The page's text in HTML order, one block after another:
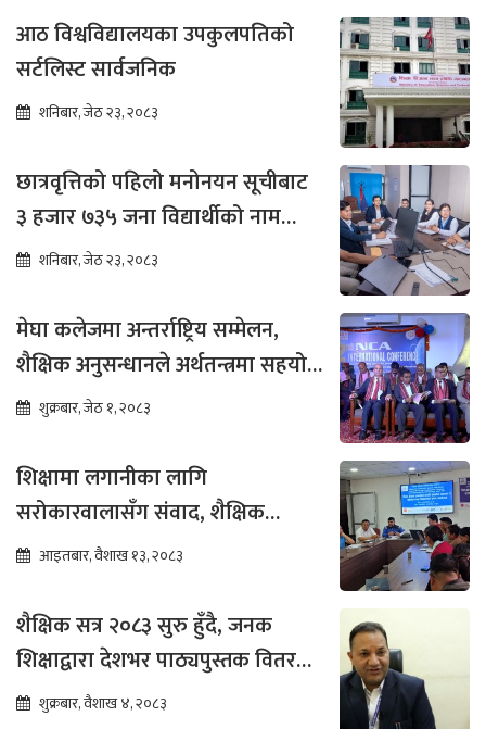
आठ विश्वविद्यालयका उपकुलपतिको
सर्टलिस्ट सार्वजनिक
शनिबार, जेठ २३, २०८३
छात्रवृत्तिको पहिलो मनोनयन सूचीबाट
३ हजार ७३५ जना विद्यार्थीको नाम
भर्नाका लागि सिफारिस
शनिबार, जेठ २३, २०८३
मेघा कलेजमा अन्तर्राष्ट्रिय सम्मेलन,
शैक्षिक अनुसन्धानले अर्थतन्त्रमा सहयोग
पुग्ने विश्वास
शुक्रबार, जेठ १, २०८३
शिक्षामा लगानीका लागि
सरोकारवालासँग संवाद, शैक्षिक
सुधारमा जोड
आइतबार, वैशाख १३, २०८३
शैक्षिक सत्र २०८३ सुरु हुँदै, जनक
शिक्षाद्वारा देशभर पाठ्यपुस्तक वितरण
तीव्रशुक्रबार, वैशाख ४, २०८३